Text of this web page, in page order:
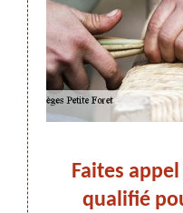
la
Faites
qualifié